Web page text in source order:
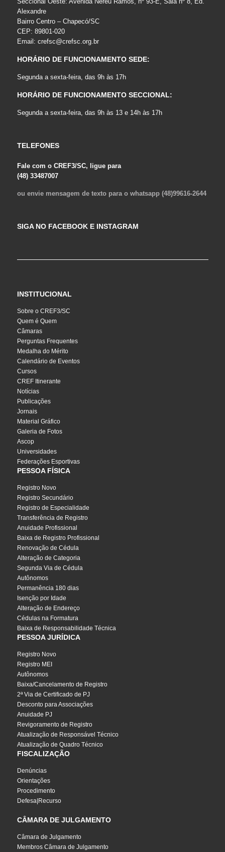
Alexandre
Bairro Centro – Chapecó/SC
CEP: 89801-020
Email: crefsc@crefsc.org.br
HORÁRIO DE FUNCIONAMENTO SEDE:
Segunda a sexta-feira, das 9h às 17h
HORÁRIO DE FUNCIONAMENTO SECCIONAL:
Segunda a sexta-feira, das 9h às 13 e 14h às 17h
TELEFONES
Fale com o CREF3/SC, ligue para
(48) 33487007
ou envie mensagem de texto para o whatsapp (48)99616-2644
SIGA NO FACEBOOK E INSTAGRAM
INSTITUCIONAL
Sobre o CREF3/SC
Quem é Quem
Câmaras
Perguntas Frequentes
Medalha do Mérito
Calendário de Eventos
Cursos
CREF Itinerante
Notícias
Publicações
Jornais
Material Gráfico
Galeria de Fotos
Ascop
Universidades
Federações Esportivas
PESSOA FÍSICA
Registro Novo
Registro Secundário
Registro de Especialidade
Transferência de Registro
Anuidade Profissional
Baixa de Registro Profissional
Renovação de Cédula
Alteração de Categoria
Segunda Via de Cédula
Autônomos
Permanência 180 dias
Isenção por Idade
Alteração de Endereço
Cédulas na Formatura
Baixa de Responsabilidade Técnica
PESSOA JURÍDICA
Registro Novo
Registro MEI
Autônomos
Baixa/Cancelamento de Registro
2ª Via de Certificado de PJ
Desconto para Associações
Anuidade PJ
Revigoramento de Registro
Atualização de Responsável Técnico
Atualização de Quadro Técnico
FISCALIZAÇÃO
Denúncias
Orientações
Procedimento
Defesa|Recurso
CÂMARA DE JULGAMENTO
Câmara de Julgamento
Membros Câmara de Julgamento